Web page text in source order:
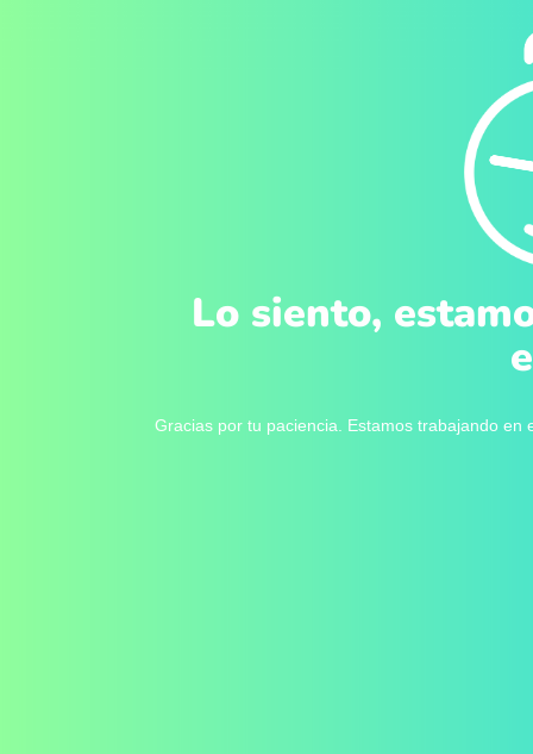
Lo siento,
Gracias por tu paciencia. Estamos trabajando en